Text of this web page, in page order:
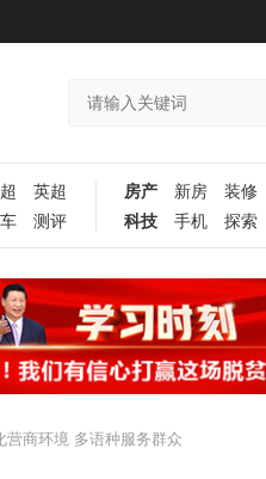
英超
测评
房产 新房 装修
科技
手机 探索
商环境 多语种服务群众